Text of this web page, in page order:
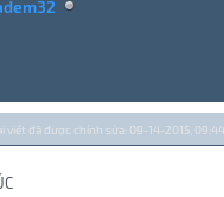
viết đã được chỉnh sửa: 09-14-2015,